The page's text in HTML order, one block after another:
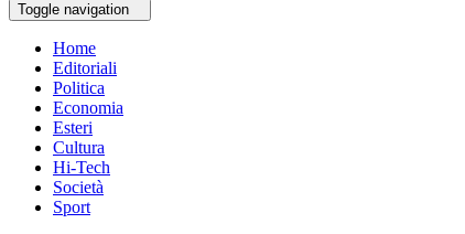
Toggle navigation
Home
Editoriali
Politica
Economia
Esteri
Cultura
Hi-Tech
Società
Sport